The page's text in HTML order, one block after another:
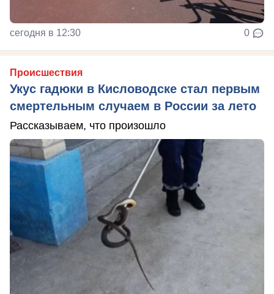
сегодня в 12:30 0
Происшествия
Укус гадюки в Кисловодске стал первым
смертельным случаем в России за лето
Рассказываем, что произошло